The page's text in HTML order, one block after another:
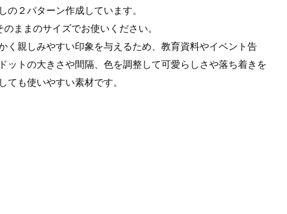
２パターン作成しています。
ままのサイズでお使いください。
く親しみやすい印象を与えるため、教育資料やイベント告
ットの大きさや間隔、色を調整して可愛らしさや落ち着きを
も使いやすい素材です。